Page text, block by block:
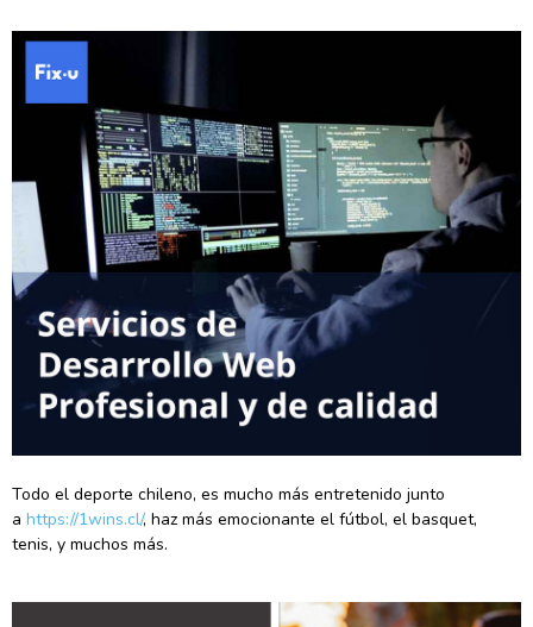
Todo el deporte chileno, es mucho más entretenido junto
a https://1wins.cl/, haz más emocionante el fútbol, el basquet,
tenis, y muchos más.